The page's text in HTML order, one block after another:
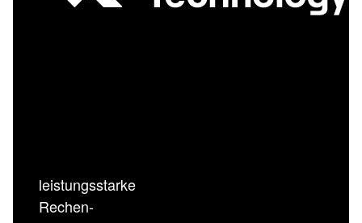
leistungsstarke
Rechen-